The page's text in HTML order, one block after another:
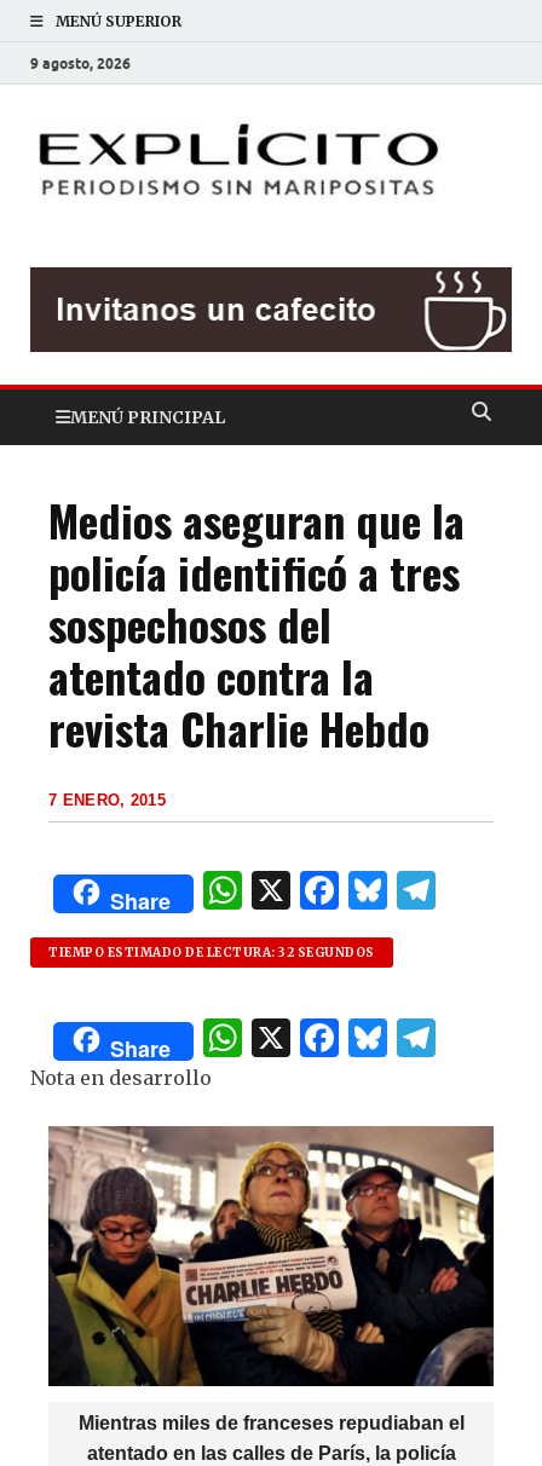
MENÚ SUPERIOR
9 agosto, 2026
MENÚ PRINCIPAL
Medios aseguran que la
policía identificó a tres
sospechosos del
atentado contra la
revista Charlie Hebdo
7 ENERO, 2015
Share
W
h
at
s
A
p
X F
a
c
e
b
o
k
B
lu
es
k
y
TIEMPO ESTIMADO DE LECTURA: 32 SEGUNDOS
Share
W
at
s
A
p
p
X F
c
e
b
o
o
k
B
es
k
y
e
ra
m
Nota en desarrollo
Mientras miles de franceses repudiaban el
atentado en las calles de París, la policía